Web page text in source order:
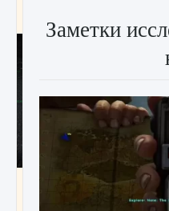
лицензии, лиги,
Заметки